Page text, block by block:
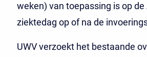
weken) van toepassing is op
ziektedag op of na de
UWV verzoekt het bestaande